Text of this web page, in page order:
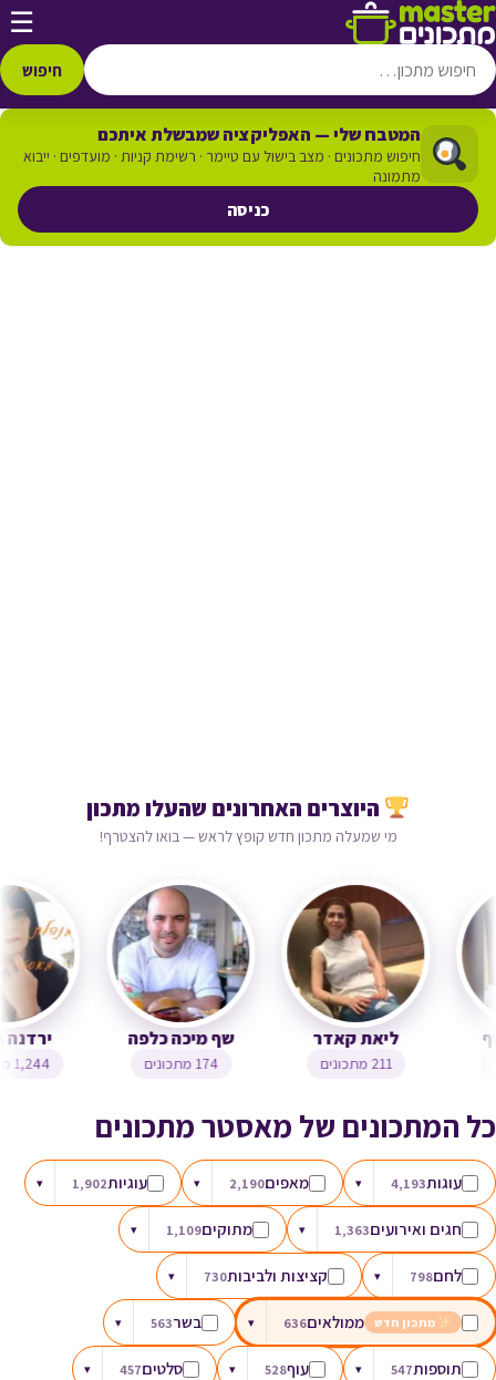
דלג לתוכן ☰
חיפוש
המטבח שלי — האפליקציה שמבשלת איתכם
חיפוש מתכונים · מצב בישול עם טיימר · רשימת קניות · מועדפים · ייבוא
מתמונה
כניסה
היוצרים האחרונים שהעלו מתכון
מי שמעלה מתכון חדש קופץ לראש — בואו להצטרף!
שף מיכה כלפה ליאת קאדר צופית בן יוסף
כל המתכונים של מאסטר מתכונים
עוגות4,193
▾ מאפים2,190
▾ עוגיות1,902
▾
חגים ואירועים1,363
▾ מתוקים1,109
▾
לחם798
▾ קציצות ולביבות730
▾
מתכון חדש ממולאים636
▾ בשר563
▾
תוספות547
▾ עוף528
▾ סלטים457
▾